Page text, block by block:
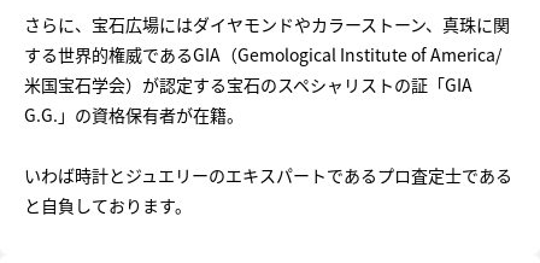
さらに、宝石広場にはダイヤモンドやカラーストーン、真珠に関
する世界的権威であるGIA（Gemological Institute of America/
米国宝石学会）が認定する宝石のスペシャリストの証「GIA
G.G.」の資格保有者が在籍。
いわば時計とジュエリーのエキスパートであるプロ査定士である
と自負しております。